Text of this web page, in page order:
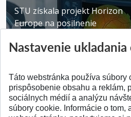
STU získala projekt Horizon
Europe na posilnenie
Publikované 31.07.2026
Nastavenie
Táto webstránka používa súbory
prispôsobenie obsahu a reklám,
sociálnych médií a analýzu
súbory cookie. Informácie o tom,